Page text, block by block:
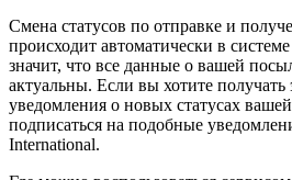
Смена статусов по отправке и
происходит автоматически в
значит, что все данные о вашей
актуальны. Если вы хотите получать
уведомления о новых статусах
подписаться на подобные
International.